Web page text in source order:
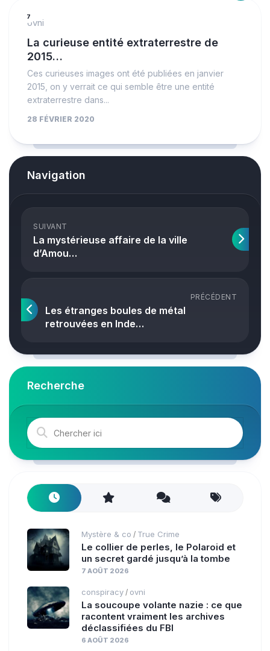
7
ovni
La curieuse entité extraterrestre de
2015…
Ces curieuses images ont été publiées en janvier
2015, on y verrait ce qui semble être une entité
extraterrestre dans...
28 FÉVRIER 2020
Navigation
SUIVANT
La mystérieuse affaire de la ville
d’Amou…
PRÉCÉDENT
Les étranges boules de métal
retrouvées en Inde…
Recherche
Mystère & co / True Crime
Le collier de perles, le Polaroid et
un secret gardé jusqu’à la tombe
7 AOÛT 2026
conspiracy / ovni
La soucoupe volante nazie : ce que
racontent vraiment les archives
déclassifiées du FBI
6 AOÛT 2026